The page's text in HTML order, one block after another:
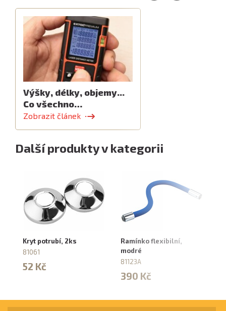
Výšky, délky, objemy...
Co všechno…
Zobrazit článek
Další produkty v kategorii
Kryt potrubí, 2ks
81061
52 Kč
Ramínko flexibilní,
modré
81123A
390 Kč